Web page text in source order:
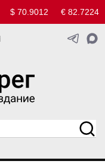
$ 70.9012 € 82.7224